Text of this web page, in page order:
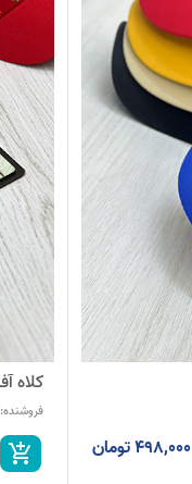
498,000 تومان
کلاه
add_shopping_cart